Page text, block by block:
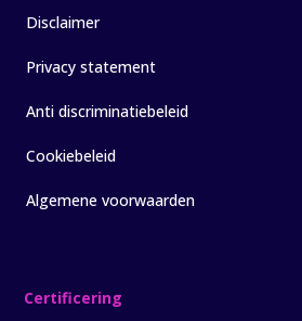
Disclaimer
Privacy statement
Anti discriminatiebeleid
Cookiebeleid
Algemene voorwaarden
Certificering